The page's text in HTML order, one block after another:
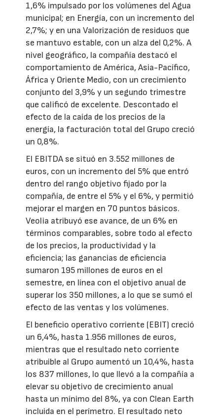
1,6% impulsado por los volúmenes del Agua
municipal; en Energía, con un incremento del
2,7%; y en una Valorización de residuos que
se mantuvo estable, con un alza del 0,2%. A
nivel geográfico, la compañía destacó el
comportamiento de América, Asia-Pacífico,
África y Oriente Medio, con un crecimiento
conjunto del 3,9% y un segundo trimestre
que calificó de excelente. Descontado el
efecto de la caída de los precios de la
energía, la facturación total del Grupo creció
un 0,8%.
El EBITDA se situó en 3.552 millones de
euros, con un incremento del 5% que entró
dentro del rango objetivo fijado por la
compañía, de entre el 5% y el 6%, y permitió
mejorar el margen en 70 puntos básicos.
Veolia atribuyó ese avance, de un 6% en
términos comparables, sobre todo al efecto
de los precios, la productividad y la
eficiencia; las ganancias de eficiencia
sumaron 195 millones de euros en el
semestre, en línea con el objetivo anual de
superar los 350 millones, a lo que se sumó el
efecto de las ventas y los volúmenes.
El beneficio operativo corriente (EBIT) creció
un 6,4%, hasta 1.956 millones de euros,
mientras que el resultado neto corriente
atribuible al Grupo aumentó un 10,4%, hasta
los 837 millones, lo que llevó a la compañía a
elevar su objetivo de crecimiento anual
hasta un mínimo del 8%, ya con Clean Earth
incluida en el perímetro. El resultado neto